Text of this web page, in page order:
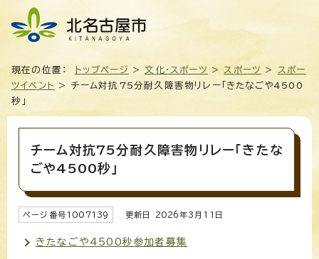
現在の位置： トップページ >文化・スポーツ >スポーツ > スポー
ツイベント
> チーム対抗75分耐久障害物リレー「きたなごや4500
秒」
チーム対抗75分耐久障害物リレー「きたな
ごや4500秒」
ページ番号1007139 更新日 2026年3月 11 日
きたなごや4500秒参加者募集